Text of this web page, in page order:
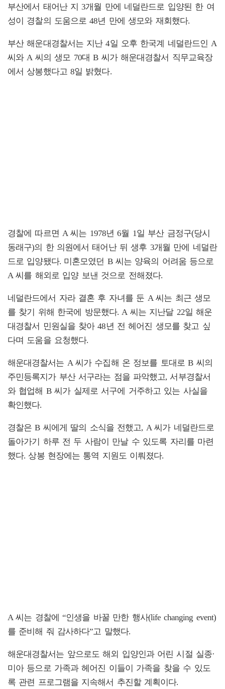
부산에서 태어난 지 3개월 만에 네덜란드로 입양된 한 여
성이 경찰의 도움으로 48년 만에 생모와 재회했다.
부산 해운대경찰서는 지난 4일 오후 한국계 네덜란드인 A
씨와 A 씨의 생모 70대 B 씨가 해운대경찰서 직무교육장
에서 상봉했다고 8일 밝혔다.
경찰에 따르면 A 씨는 1978년 6월 1일 부산 금정구(당시
동래구)의 한 의원에서 태어난 뒤 생후 3개월 만에 네덜란
드로 입양됐다. 미혼모였던 B 씨는 양육의 어려움 등으로
A 씨를 해외로 입양 보낸 것으로 전해졌다.
네덜란드에서 자라 결혼 후 자녀를 둔 A 씨는 최근 생모
를 찾기 위해 한국에 방문했다. A 씨는 지난달 22일 해운
대경찰서 민원실을 찾아 48년 전 헤어진 생모를 찾고 싶
다며 도움을 요청했다.
해운대경찰서는 A 씨가 수집해 온 정보를 토대로 B 씨의
주민등록지가 부산 서구라는 점을 파악했고, 서부경찰서
와 협업해 B 씨가 실제로 서구에 거주하고 있는 사실을
확인했다.
경찰은 B 씨에게 딸의 소식을 전했고, A 씨가 네덜란드로
돌아가기 하루 전 두 사람이 만날 수 있도록 자리를 마련
했다. 상봉 현장에는 통역 지원도 이뤄졌다.
A 씨는 경찰에 “인생을 바꿀 만한 행사(life changing event)
를 준비해 줘 감사하다”고 말했다.
해운대경찰서는 앞으로도 해외 입양인과 어린 시절 실종·
미아 등으로 가족과 헤어진 이들이 가족을 찾을 수 있도
록 관련 프로그램을 지속해서 추진할 계획이다.